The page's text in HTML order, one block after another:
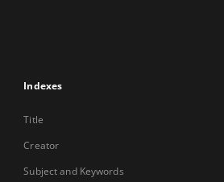
Indexes
Title
Creator
Subject and Keywords